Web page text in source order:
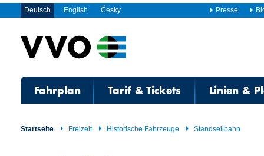
Deutsch English Česky Presse
Fahrplan Tarif & Tickets Linien &
Startseite Freizeit Historische Fahrzeuge Standseilbahn